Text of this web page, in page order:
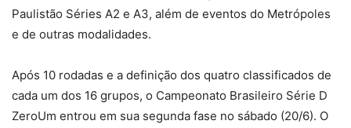
Paulistão Séries A2 e A3, além de eventos do Metrópoles
e de outras modalidades.
Após 10 rodadas e a definição dos quatro classificados de
cada um dos 16 grupos, o Campeonato Brasileiro Série D
ZeroUm entrou em sua segunda fase no sábado (20/6). O